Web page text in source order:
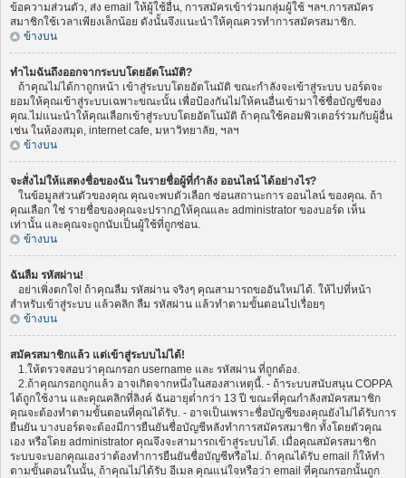
ข้อความส่วนตัว, ส่ง email ให้ผู้ใช้อื่น, การสมัครเข้าร่วมกลุ่มผู้ใช้ ฯลฯ.การสมัคร
สมาชิกใช้เวลาเพียงเล็กน้อย ดังนั้นจึงแนะนำให้คุณควรทำการสมัครสมาชิก.
ข้างบน
ทำไมฉันถึงออกจากระบบโดยอัตโนมัติ?
ถ้าคุณไม่ได้กาถูกหน้า เข้าสู่ระบบโดยอัตโนมัติ ขณะกำลังจะเข้าสู่ระบบ บอร์ดจะ
ยอมให้คุณเข้าสู่ระบบเฉพาะขณะนั้น เพื่อป้องกันไม่ให้คนอื่นเข้ามาใช้ชื่อบัญชีของ
คุณ.ไม่แนะนำให้คุณเลือกเข้าสู่ระบบโดยอัตโนมัติ ถ้าคุณใช้คอมพิวเตอร์ร่วมกับผู้อื่น
เช่น ในห้องสมุด, internet cafe, มหาวิทยาลัย, ฯลฯ
ข้างบน
จะสั่งไม่ให้แสดงชื่อของฉัน ในรายชื่อผู้ที่กำลัง ออนไลน์ ได้อย่างไร?
ในข้อมูลส่วนตัวของคุณ คุณจะพบตัวเลือก ซ่อนสถานะการ ออนไลน์ ของคุณ. ถ้า
คุณเลือก ใช่ รายชื่อของคุณจะปรากฏให้คุณและ administrator ของบอร์ด เห็น
เท่านั้น และคุณจะถูกนับเป็นผู้ใช้ที่ถูกซ่อน.
ข้างบน
ฉันลืม รหัสผ่าน!
อย่าเพิ่งตกใจ! ถ้าคุณลืม รหัสผ่าน จริงๆ คุณสามารถขออันใหม่ได้. ให้ไปที่หน้า
สำหรับเข้าสู่ระบบ แล้วคลิก ลืม รหัสผ่าน แล้วทำตามขั้นตอนไปเรื่อยๆ
ข้างบน
สมัครสมาชิกแล้ว แต่เข้าสู่ระบบไม่ได้!
1.ให้ตรวจสอบว่าคุณกรอก username และ รหัสผ่าน ที่ถูกต้อง.
2.ถ้าคุณกรอกถูกแล้ว อาจเกิดจากหนึ่งในสองสาเหตุนี้. - ถ้าระบบสนับสนุน COPPA
ได้ถูกใช้งาน และคุณคลิกที่ลิงค์ ฉันอายุต่ำกว่า 13 ปี ขณะที่คุณกำลังสมัครสมาชิก
คุณจะต้องทำตามขั้นตอนที่คุณได้รับ. - อาจเป็นเพราะชื่อบัญชีของคุณยังไม่ได้รับการ
ยืนยัน บางบอร์ดจะต้องมีการยืนยันชื่อบัญชีหลังทำการสมัครสมาชิก ทั้งโดยตัวคุณ
เอง หรือโดย administrator คุณจึงจะสามารถเข้าสู่ระบบได้. เมื่อคุณสมัครสมาชิก
ระบบจะบอกคุณเองว่าต้องทำการยืนยันชื่อบัญชีหรือไม่. ถ้าคุณได้รับ email ก็ให้ทำ
ตามขั้นตอนในนั้น, ถ้าคุณไม่ได้รับ อีเมล คุณแน่ใจหรือว่า email ที่คุณกรอกนั้นถูก